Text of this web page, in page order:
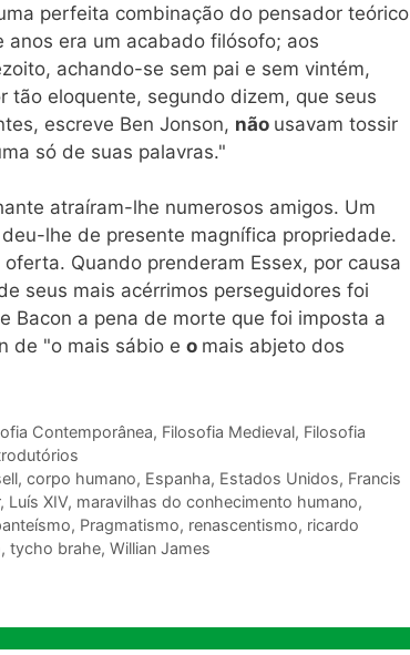
perfeita combinação do pensador teórico
era um acabado filósofo; aos
achando-se sem pai e sem vintém,
eloquente, segundo dizem, que seus
escreve Ben Jonson, não usavam tossir
só de suas palavras."
atraíram-lhe numerosos amigos. Um
lhe de presente magnífica propriedade.
Quando prenderam Essex, por causa
seus mais acérrimos perseguidores foi
Bacon a pena de morte que foi imposta a
de "o mais sábio e o mais abjeto dos
Contemporânea, Filosofia Medieval, Filosofia
, corpo humano, Espanha, Estados Unidos, Francis
, Luís XIV, maravilhas do conhecimento humano,
, Pragmatismo, renascentismo, ricardo
, tycho brahe, Willian James